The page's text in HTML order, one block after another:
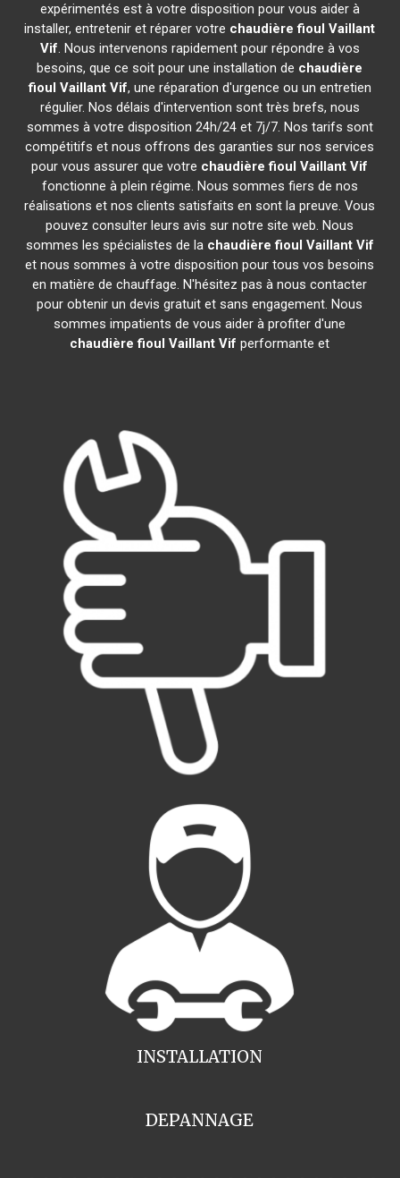
expérimentés est à votre disposition pour vous aider à
installer, entretenir et réparer votre chaudière fioul Vaillant
Vif. Nous intervenons rapidement pour répondre à vos
besoins, que ce soit pour une installation de chaudière
fioul Vaillant Vif, une réparation d'urgence ou un entretien
régulier. Nos délais d'intervention sont très brefs, nous
sommes à votre disposition 24h/24 et 7j/7. Nos tarifs sont
compétitifs et nous offrons des garanties sur nos services
pour vous assurer que votre chaudière fioul Vaillant Vif
fonctionne à plein régime. Nous sommes fiers de nos
réalisations et nos clients satisfaits en sont la preuve. Vous
pouvez consulter leurs avis sur notre site web. Nous
sommes les spécialistes de la chaudière fioul Vaillant Vif
et nous sommes à votre disposition pour tous vos besoins
en matière de chauffage. N'hésitez pas à nous contacter
pour obtenir un devis gratuit et sans engagement. Nous
sommes impatients de vous aider à profiter d'une
chaudière fioul Vaillant Vif performante et
INSTALLATION
DEPANNAGE